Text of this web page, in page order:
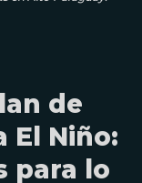
de
El Niño:
para lo